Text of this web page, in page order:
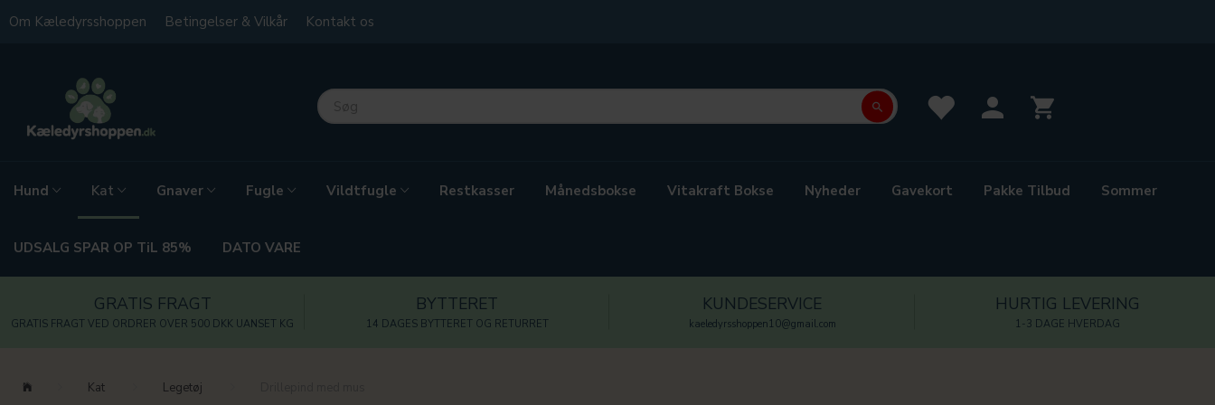
Om Kæledyrsshoppen Betingelser & Vilkår Kontakt os
Hund Kat Gnaver Fugle Vildtfugle Restkasser Månedsbokse Vitakraft Bokse Nyheder Gavekort Pakke Tilbud Sommer
UDSALG SPAR OP TiL 85% DATO VARE
GRATIS FRAGT
GRATIS FRAGT VED ORDRER OVER 500 DKK UANSET KG
BYTTERET
14 DAGES BYTTERET OG RETURRET
KUNDESERVICE
kaeledyrsshoppen10@gmail.com
HURTIG LEVERING
1-3 DAGE HVERDAG
Kat Legetøj